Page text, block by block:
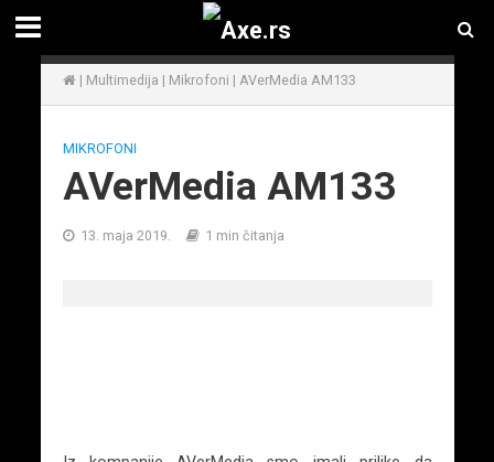
| Multimedija | Mikrofoni | AVerMedia AM133
MIKROFONI
AVerMedia AM133
13. maja 2019. 1 min čitanja